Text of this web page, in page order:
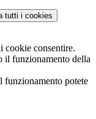
tutti i cookies
cookie consentire.
il funzionamento della
funzionamento potete